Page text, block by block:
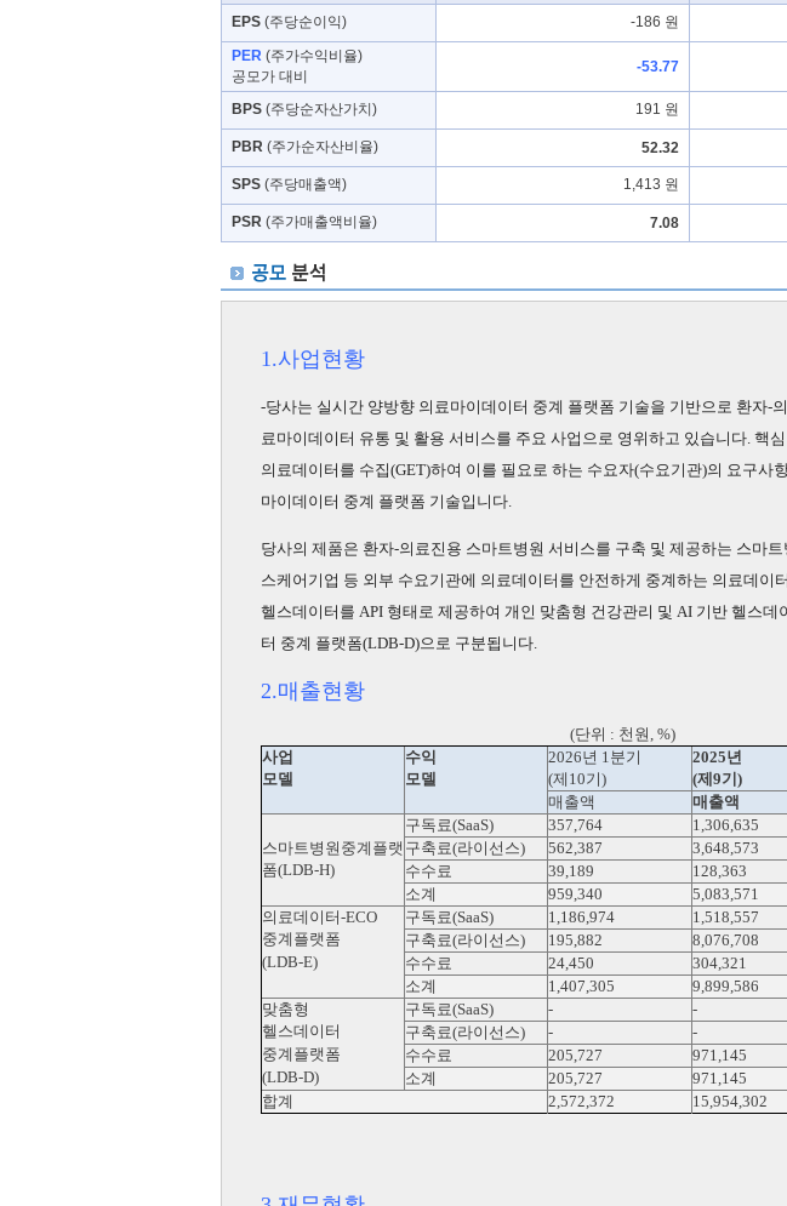
EPS (주당순이익) -186 원
PER (주가수익비율)
공모가 대비
-53.77
BPS (주당순자산가치) 191 원
PBR (주가순자산비율) 52.32
SPS (주당매출액) 1,413 원
PSR (주가매출액비율) 7.08
1.사업현황
-당사는 실시간 양방향 의료마이데이터 중계 플랫폼 기술을 기반으로 환자-
료마이데이터 유통 및 활용 서비스를 주요 사업으로 영위하고 있습니다. 핵
의료데이터를 수집(GET)하여 이를 필요로 하는 수요자(수요기관)의 요구사
마이데이터 중계 플랫폼 기술입니다.
당사의 제품은 환자-의료진용 스마트병원 서비스를 구축 및 제공하는 스마
스케어기업 등 외부 수요기관에 의료데이터를 안전하게 중계하는 의료데이
헬스데이터를 API 형태로 제공하여 개인 맞춤형 건강관리 및 AI 기반 헬스
터 중계 플랫폼(LDB-D)으로 구분됩니다.
2.매출현황
(단위 : 천원, %)
사업
수익 2026년 1분기 2025년
모델
모델 (제10기) (제9기)
매출액
매출액
스마트병원중계플랫
폼(LDB-H)
구독료(SaaS) 357,764 1,306,635
구축료(라이선스)
562,387 3,648,573
수수료
39,189 128,363
소계
959,340 5,083,571
의료데이터-ECO
구독료(SaaS) 1,186,974 1,518,557
중계플랫폼
구축료(라이선스) 195,882 8,076,708
(LDB-E)
수수료 24,450 304,321
소계
1,407,305 9,899,586
맞춤형
구독료(SaaS) - -
헬스데이터
구축료(라이선스) - -
중계플랫폼
수수료 205,727 971,145
(LDB-D)
소계 205,727 971,145
합계
2,572,372 15,954,302